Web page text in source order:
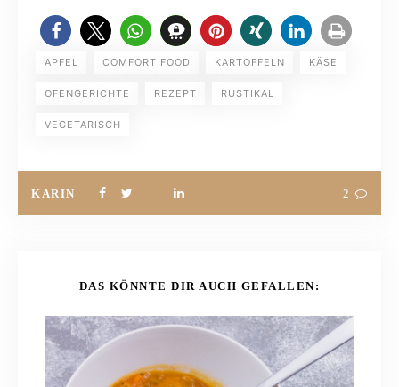
APFEL COMFORT FOOD KARTOFFELN KÄSE
OFENGERICHTE REZEPT RUSTIKAL
VEGETARISCH
KARIN 2
DAS KÖNNTE DIR AUCH GEFALLEN: